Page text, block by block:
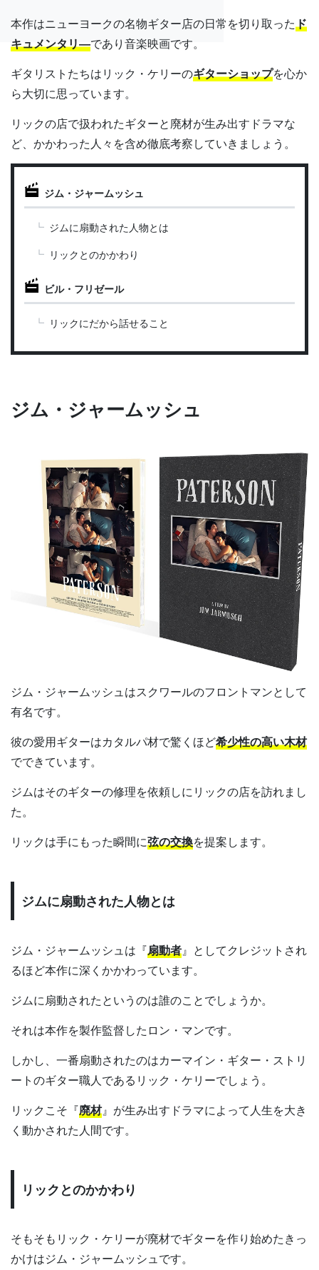
本作はニューヨークの名物ギター店の日常を切り取ったド
キュメンタリ―であり音楽映画です。
ギタリストたちはリック・ケリーのギターショップを心か
ら大切に思っています。
リックの店で扱われたギターと廃材が生み出すドラマな
ど、かかわった人々を含め徹底考察していきましょう。
ジム・ジャームッシュ
ジムに扇動された人物とは
リックとのかかわり
ビル・フリゼール
リックにだから話せること
ジム・ジャームッシュ
ジム・ジャームッシュはスクワールのフロントマンとして
有名です。
彼の愛用ギターはカタルパ材で驚くほど希少性の高い木材
でできています。
ジムはそのギターの修理を依頼しにリックの店を訪れまし
た。
リックは手にもった瞬間に弦の交換を提案します。
ジムに扇動された人物とは
ジム・ジャームッシュは『扇動者』としてクレジットされ
るほど本作に深くかかわっています。
ジムに扇動されたというのは誰のことでしょうか。
それは本作を製作監督したロン・マンです。
しかし、一番扇動されたのはカーマイン・ギター・ストリ
ートのギター職人であるリック・ケリーでしょう。
リックこそ『廃材』が生み出すドラマによって人生を大き
く動かされた人間です。
リックとのかかわり
そもそもリック・ケリーが廃材でギターを作り始めたきっ
かけはジム・ジャームッシュです。